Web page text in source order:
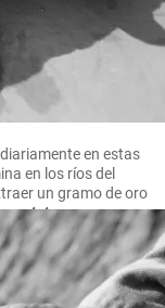
en estas
en los ríos del
un gramo de oro
4.4 gramos.